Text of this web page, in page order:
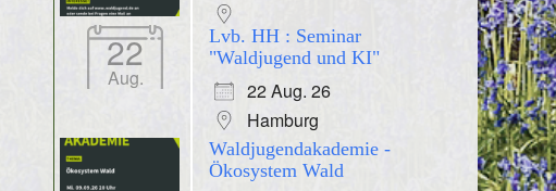
22
Aug.
Lvb. HH : Seminar
"Waldjugend und KI"
22 Aug. 26
Hamburg
Waldjugendakademie -
Ökosystem Wald